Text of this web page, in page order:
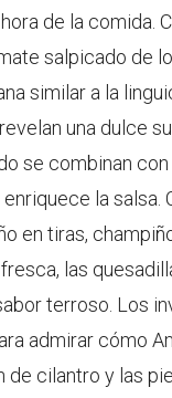
de la comida.
salpicado de
similar a la
una dulce
se combinan
la salsa.
en tiras,
las
terroso. Los
admirar cómo
de cilantro y las